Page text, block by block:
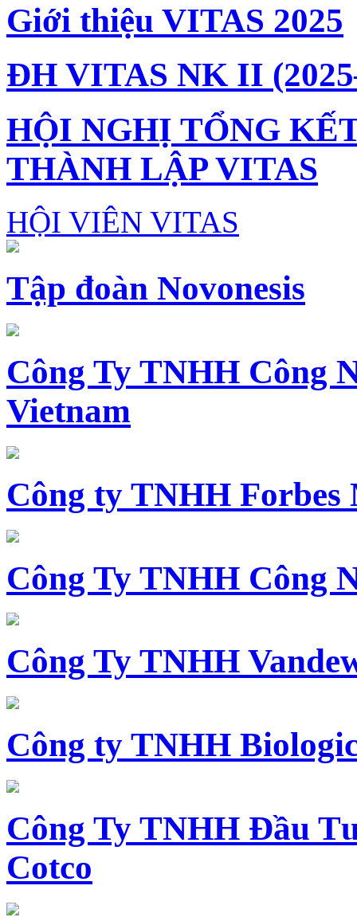
Giới thiệu VITAS 2025
ĐH VITAS NK II
HỘI NGHỊ TỔNG
THÀNH LẬP VITAS
HỘI VIÊN VITAS
Tập đoàn Novonesis
Công Ty TNHH Công
Vietnam
Công ty TNHH
Công Ty TNHH Công
Công Ty TNHH
Công ty TNHH
Công Ty TNHH Đầu
Cotco